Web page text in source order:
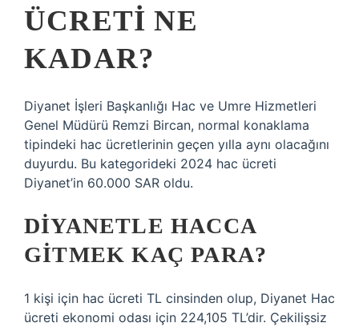
ÜCRETI NE
KADAR?
Diyanet İşleri Başkanlığı Hac ve Umre Hizmetleri
Genel Müdürü Remzi Bircan, normal konaklama
tipindeki hac ücretlerinin geçen yılla aynı olacağını
duyurdu. Bu kategorideki 2024 hac ücreti
Diyanet’in 60.000 SAR oldu.
DIYANETLE HACCA
GITMEK KAÇ PARA?
1 kişi için hac ücreti TL cinsinden olup, Diyanet Hac
ücreti ekonomi odası için 224,105 TL’dir. Çekilişsiz